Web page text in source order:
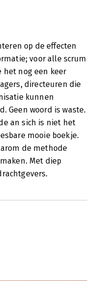
op de effecten
voor alle scrum
het nog een keer
directeuren die
kunnen
Geen woord is waste.
an sich is niet het
mooie boekje.
de methode
Met diep